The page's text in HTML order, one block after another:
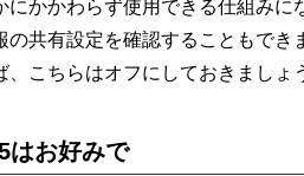
にかかわらず使用できる仕組み
の共有設定を確認することもで
、こちらはオフにしておきましょ
はお好みで